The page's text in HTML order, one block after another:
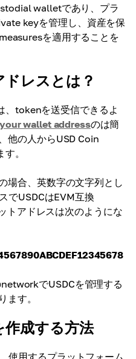
walletであり、プラ
keyを管理し、資産を保
を適用することを
レスとは？
、tokenを送受信できるよ
wallet addressのは簡
他の人からUSD Coin
。
場合、英数字の文字列とし
でUSDCはEVM互換
トアドレスは次のようにな
でUSDCを管理する
ます。
成する方法
使用するプラットフォーム